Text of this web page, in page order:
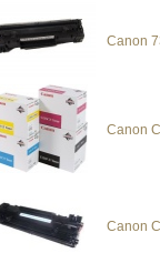
Canon
Canon
Canon